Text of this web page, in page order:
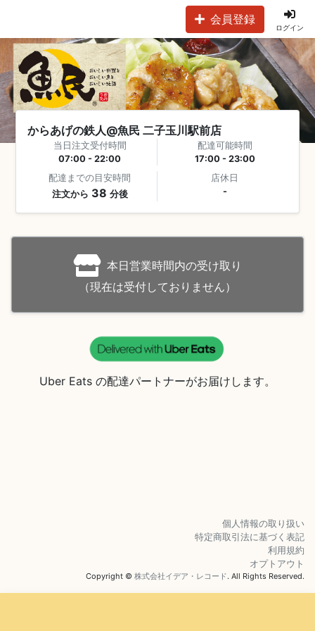
会員登録
ログイン
からあげの鉄人@魚民 二子玉川駅前店
当日注文受付時間
07:00 - 22:00
配達可能時間
17:00 - 23:00
配達までの目安時間
注文から 38 分後
店休日
-
本日営業時間内の受け取り
（現在は受付しておりません）
Uber Eats の配達パートナーがお届けします。
個人情報の取り扱い
特定商取引法に基づく表記
利用規約
オプトアウト
Copyright © 株式会社イデア・レコード. All Rights Reserved.